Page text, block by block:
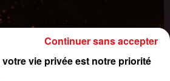
vie privée est notre priorité
Continuer sans accepter